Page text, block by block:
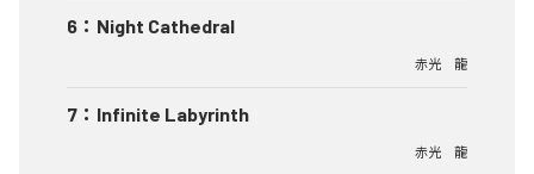
6 ： Night Cathedral
赤光 龍
7 ： Infinite Labyrinth
赤光 龍